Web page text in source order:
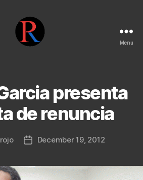
Menu
presenta
de renuncia
PostDecember 19, 2012